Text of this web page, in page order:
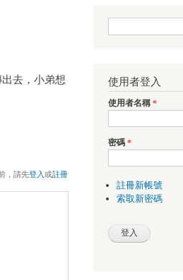
去，小弟想
，請先登入或註冊
搜尋表單
使用者登入
使用者名稱*
密碼*
註冊新帳號
索取新密碼